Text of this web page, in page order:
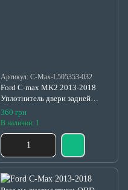
Артикул: C-Max-L505353-032
Ford C-max MK2 2013-2018
Уплотнитель двери задней
правой оригинал б/у AM5Z-
58253A10-B
360 грн
В наличии: 1